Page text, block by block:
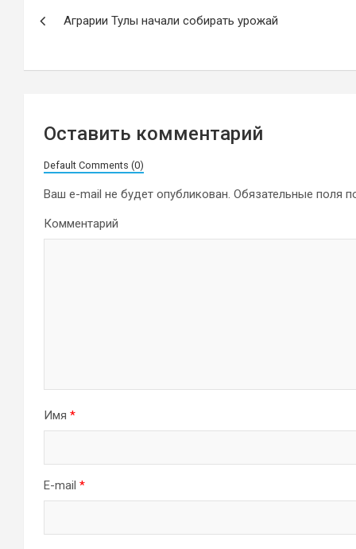
записям
Аграрии Тулы начали собирать урожай
Оставить комментарий
Default Comments (0)
Ваш e-mail не будет опубликован. Обязательные поля
Комментарий
Имя *
E-mail *